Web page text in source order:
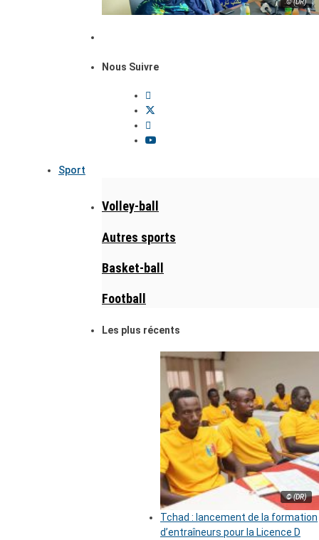
© (DR)
Nous Suivre
Sport
Volley-ball
Autres sports
Basket-ball
Football
Les plus récents
© (DR)
Tchad : lancement de la formation
d’entraîneurs pour la Licence D